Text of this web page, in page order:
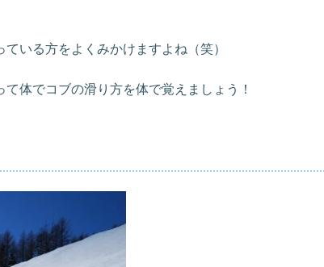
いる方をよくみかけますよね（笑）
体でコブの滑り方を体で覚えましょう！